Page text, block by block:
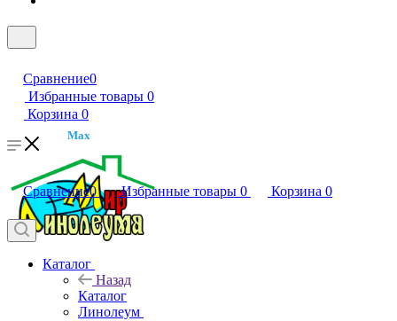
Сравнение0
Избранные товары 0
Корзина 0
Max
Сравнение0 Избранные товары 0 Корзина 0
Каталог
Назад
Каталог
Линолеум